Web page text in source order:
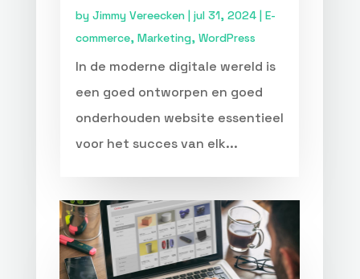
by Jimmy Vereecken| jul 31, 2024| E-
commerce, Marketing, WordPress
In de moderne digitale wereld is
een goed ontworpen en goed
onderhouden website essentieel
voor het succes van elk...